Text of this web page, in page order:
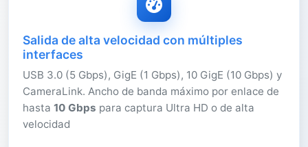
Salida de alta velocidad con múltiples
interfaces
USB 3.0 (5 Gbps), GigE (1 Gbps), 10 GigE (10 Gbps) y
CameraLink. Ancho de banda máximo por enlace de
hasta 10 Gbps para captura Ultra HD o de alta
velocidad